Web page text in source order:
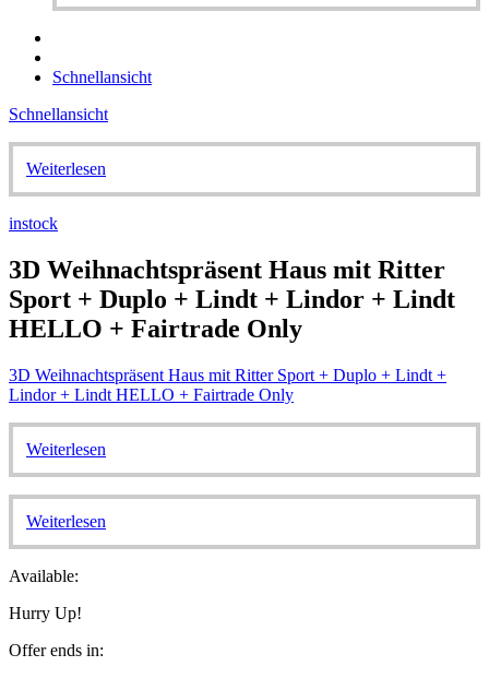
Schnellansicht
Schnellansicht
Weiterlesen
instock
3D Weihnachtspräsent Haus mit Ritter
Sport + Duplo + Lindt + Lindor + Lindt
HELLO + Fairtrade Only
3D Weihnachtspräsent Haus mit Ritter Sport + Duplo + Lindt +
Lindor + Lindt HELLO + Fairtrade Only
Weiterlesen
Weiterlesen
Available:
Hurry Up!
Offer ends in: